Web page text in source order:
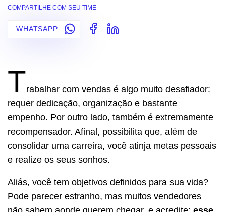
COMPARTILHE COM SEU TIME
WHATSAPP
Trabalhar com vendas é algo muito desafiador:
requer dedicação, organização e bastante
empenho. Por outro lado, também é extremamente
recompensador. Afinal, possibilita que, além de
consolidar uma carreira, você atinja metas pessoais
e realize os seus sonhos.
Aliás, você tem objetivos definidos para sua vida?
Pode parecer estranho, mas muitos vendedores